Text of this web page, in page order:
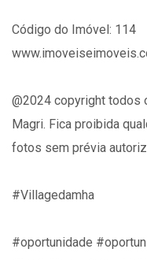
Código do Imóvel: 114
@2024 copyright todos
Magri. Fica proibida
fotos sem prévia
#Villagedamha
#oportunidade